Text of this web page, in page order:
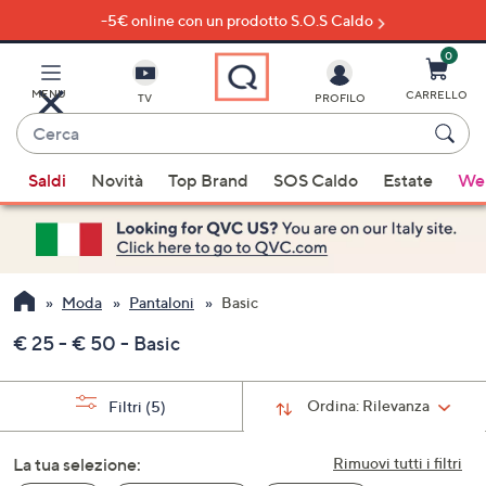
al
principale
-5€ online con un prodotto S.O.S Caldo
MENU TV
Cerca
sono
disponibili
suggerimenti,
usa
i
freccia
su
giù
oppure
scorri
PROFILO
0
CARRELLO
Saldi Novità Top Brand SOS Caldo Estate
Moda Pantaloni Basic
€ 25 - € 50 - Basic
Ordina: Rilevanza
Filtri (5)
Rimuovi tutti i filtri
La tua selezione: